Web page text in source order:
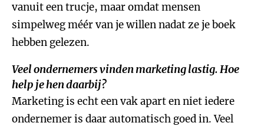
vanuit een trucje, maar omdat mensen
simpelweg méér van je willen nadat ze je boek
hebben gelezen.
Veel ondernemers vinden marketing lastig. Hoe
help je hen daarbij?
Marketing is echt een vak apart en niet iedere
ondernemer is daar automatisch goed in. Veel